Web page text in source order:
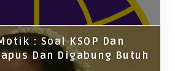
: Soal KSOP Dan
Dan Digabung Butuh